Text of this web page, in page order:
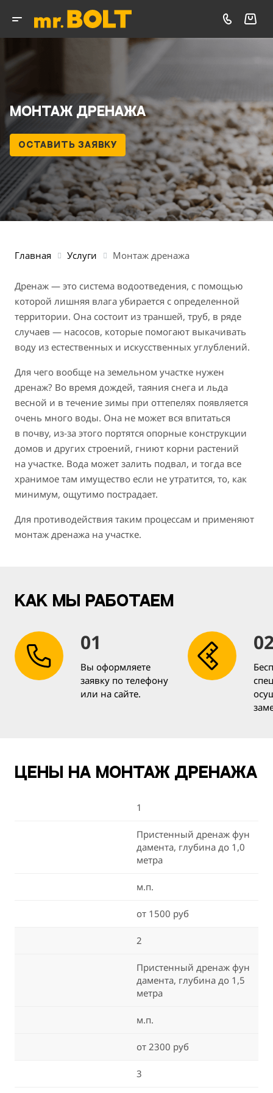
Монтаж дренажа
ОСТАВИТЬ ЗАЯВКУ
Главная Услуги Монтаж дренажа
Дренаж — это система водоотведения, с помощью
которой лишняя влага убирается с определенной
территории. Она состоит из траншей, труб, в ряде
случаев — насосов, которые помогают выкачивать
воду из естественных и искусственных углублений.
Для чего вообще на земельном участке нужен
дренаж? Во время дождей, таяния снега и льда
весной и в течение зимы при оттепелях появляется
очень много воды. Она не может вся впитаться
в почву, из-за этого портятся опорные конструкции
домов и других строений, гниют корни растений
на участке. Вода может залить подвал, и тогда все
хранимое там имущество если не утратится, то, как
минимум, ощутимо пострадает.
Для противодействия таким процессам и применяют
монтаж дренажа на участке.
Как мы работаем
01
Вы оформляете
заявку по телефону
или на сайте.
Цены на монтаж дренажа
1
Пристенный дренаж фун
дамента, глубина до 1,0
метра
м.п.
от 1500 руб
2
Пристенный дренаж фун
дамента, глубина до 1,5
метра
м.п.
от 2300 руб
3